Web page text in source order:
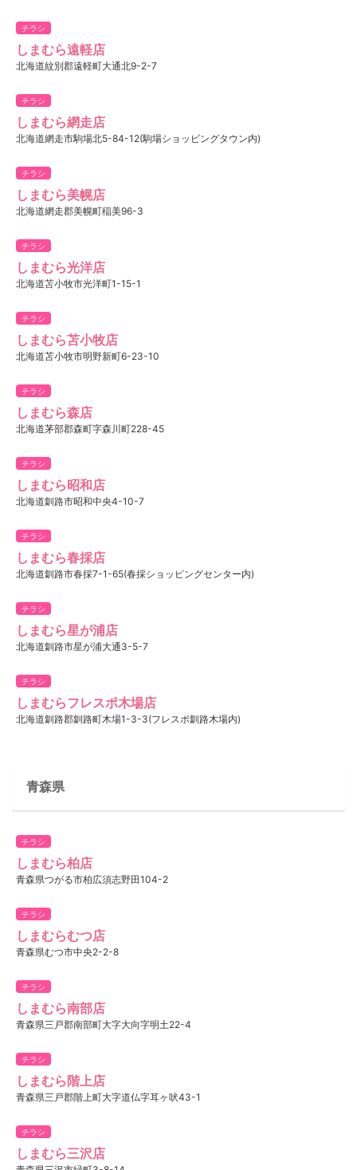
チラシ
しまむら遠軽店
北海道紋別郡遠軽町大通北9-2-7
チラシ
しまむら網走店
北海道網走市駒場北5-84-12(駒場ショッピングタウン内)
チラシ
しまむら美幌店
北海道網走郡美幌町稲美96-3
チラシ
しまむら光洋店
北海道苫小牧市光洋町1-15-1
チラシ
しまむら苫小牧店
北海道苫小牧市明野新町6-23-10
チラシ
しまむら森店
北海道茅部郡森町字森川町228-45
チラシ
しまむら昭和店
北海道釧路市昭和中央4-10-7
チラシ
しまむら春採店
北海道釧路市春採7-1-65(春採ショッピングセンター内)
チラシ
しまむら星が浦店
北海道釧路市星が浦大通3-5-7
チラシ
しまむらフレスポ木場店
北海道釧路郡釧路町木場1-3-3(フレスポ釧路木場内)
青森県
チラシ
しまむら柏店
青森県つがる市柏広須志野田104-2
チラシ
しまむらむつ店
青森県むつ市中央2-2-8
チラシ
しまむら南部店
青森県三戸郡南部町大字大向字明土22-4
チラシ
しまむら階上店
青森県三戸郡階上町大字道仏字耳ヶ吠43-1
チラシ
しまむら三沢店